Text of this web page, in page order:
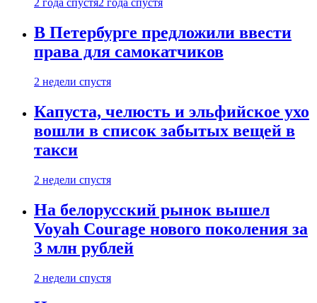
2 года спустя2 года спустя
В Петербурге предложили ввести
права для самокатчиков
2 недели спустя
Капуста, челюсть и эльфийское ухо
вошли в список забытых вещей в
такси
2 недели спустя
На белорусский рынок вышел
Voyah Courage нового поколения за
3 млн рублей
2 недели спустя